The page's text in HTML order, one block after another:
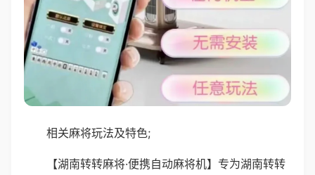
相关麻将玩法及特色;
【湖南转转麻将·便携自动麻将机】专为湖南转转